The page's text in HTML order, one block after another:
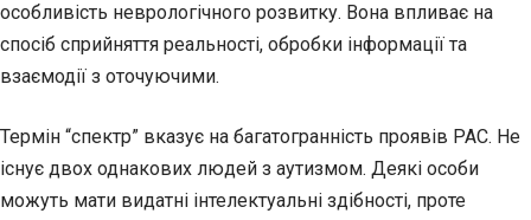
особливість неврологічного розвитку. Вона впливає на
спосіб сприйняття реальності, обробки інформації та
взаємодії з оточуючими.
Термін “спектр” вказує на багатогранність проявів РАС. Не
існує двох однакових людей з аутизмом. Деякі особи
можуть мати видатні інтелектуальні здібності, проте